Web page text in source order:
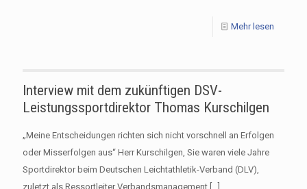
Mehr lesen
Interview mit dem zukünftigen DSV-
Leistungssportdirektor Thomas Kurschilgen
„Meine Entscheidungen richten sich nicht vorschnell an Erfolgen
oder Misserfolgen aus“ Herr Kurschilgen, Sie waren viele Jahre
Sportdirektor beim Deutschen Leichtathletik-Verband (DLV),
zuletzt als Ressortleiter Verbandsmanagement […]